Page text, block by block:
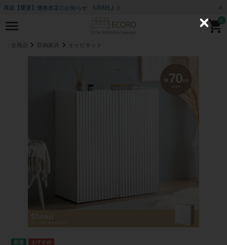
再送【重要】価格改定のお知らせ 5月8日より
0
全商品 収納家具 キャビネット
C